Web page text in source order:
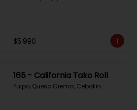
$5.990
165 - California Tako Roll
Pulpo, Queso Crema, Cebollin